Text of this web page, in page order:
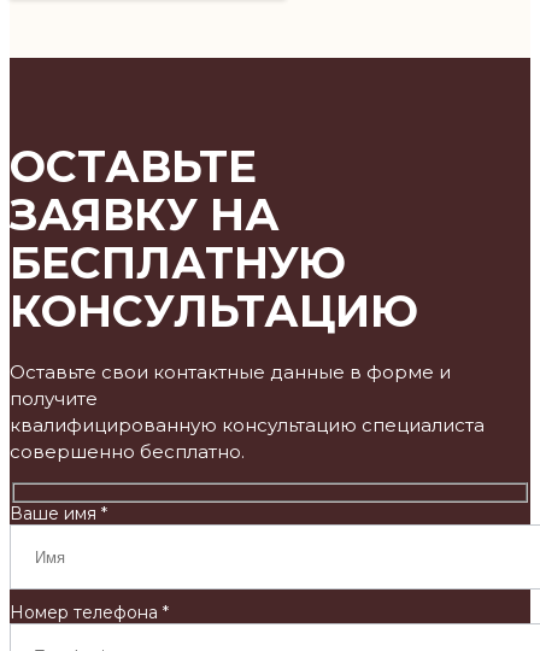
ОСТАВЬТЕ
ЗАЯВКУ НА
БЕСПЛАТНУЮ
КОНСУЛЬТАЦИЮ
Оставьте свои контактные данные в форме и
получите
квалифицированную консультацию специалиста
совершенно бесплатно.
Ваше имя *
Номер телефона *